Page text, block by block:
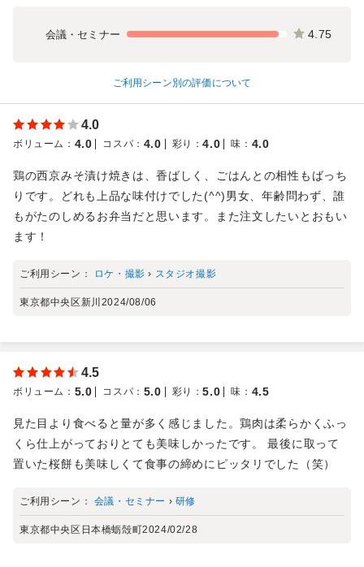
会議・セミナー 4.75
ご利用シーン別の評価について
4.0
ボリューム ： 4.0 コスパ ： 4.0 彩り ：4.0 味 ： 4.0
鶏の西京みそ漬け焼きは、香ばしく、ごはんとの相性もばっち
りです。どれも上品な味付けでした(^^)男女、年齢問わず、誰
もがたのしめるお弁当だと思います。また注文したいとおもい
ます！
ご利用シーン： ロケ・撮影 › スタジオ撮影
東京都中央区新川 2024/08/06
4.5
ボリューム ： 5.0 コスパ ： 5.0 彩り ：5.0 味 ： 4.5
見た目より食べると量が多く感じました。鶏肉は柔らかくふっ
くら仕上がっておりとても美味しかったです。 最後に取って
置いた桜餅も美味しくて食事の締めにピッタリでした（笑）
ご利用シーン： 会議・セミナー › 研修
東京都中央区日本橋蛎殻町2024/02/28